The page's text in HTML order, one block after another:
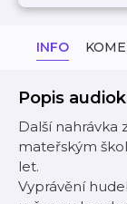
INFO
Popis
Další nahrávka
mateřským
let.
Vyprávění